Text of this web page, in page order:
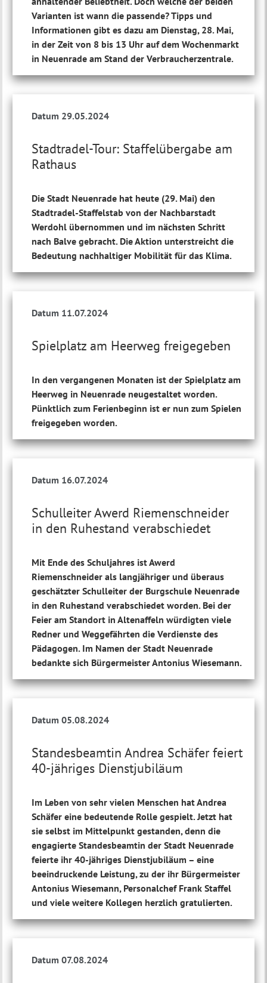
Varianten ist wann die passende? Tipps und
Informationen gibt es dazu am Dienstag, 28. Mai,
in der Zeit von 8 bis 13 Uhr auf dem Wochenmarkt
in Neuenrade am Stand der Verbraucherzentrale.
Stadtradel-Tour: Staffelübergabe am
Rathaus
Datum 29.05.2024
Die Stadt Neuenrade hat heute (29. Mai) den
Stadtradel-Staffelstab von der Nachbarstadt
Werdohl übernommen und im nächsten Schritt
nach Balve gebracht. Die Aktion unterstreicht die
Bedeutung nachhaltiger Mobilität für das Klima.
Spielplatz am Heerweg freigegeben
Datum 11.07.2024
In den vergangenen Monaten ist der Spielplatz am
Heerweg in Neuenrade neugestaltet worden.
Pünktlich zum Ferienbeginn ist er nun zum Spielen
freigegeben worden.
Schulleiter Awerd Riemenschneider
in den Ruhestand verabschiedet
Datum 16.07.2024
Mit Ende des Schuljahres ist Awerd
Riemenschneider als langjähriger und überaus
geschätzter Schulleiter der Burgschule Neuenrade
in den Ruhestand verabschiedet worden. Bei der
Feier am Standort in Altenaffeln würdigten viele
Redner und Weggefährten die Verdienste des
Pädagogen. Im Namen der Stadt Neuenrade
bedankte sich Bürgermeister Antonius Wiesemann.
Standesbeamtin Andrea Schäfer feiert
40-jähriges Dienstjubiläum
Datum 05.08.2024
Im Leben von sehr vielen Menschen hat Andrea
Schäfer eine bedeutende Rolle gespielt. Jetzt hat
sie selbst im Mittelpunkt gestanden, denn die
engagierte Standesbeamtin der Stadt Neuenrade
feierte ihr 40-jähriges Dienstjubiläum – eine
beeindruckende Leistung, zu der ihr Bürgermeister
Antonius Wiesemann, Personalchef Frank Staffel
und viele weitere Kollegen herzlich gratulierten.
Datum 07.08.2024